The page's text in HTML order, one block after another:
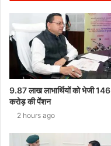
9.87 लाख लाभार्थियों को भेजी 146
करोड़ की पेंशन
2 hours ago